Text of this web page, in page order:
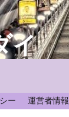
イ
ー 運営者情報